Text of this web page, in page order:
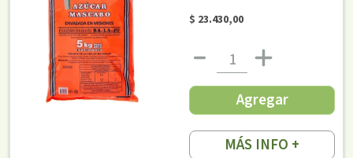
$ 23.430,00
Agregar
MÁS INFO +